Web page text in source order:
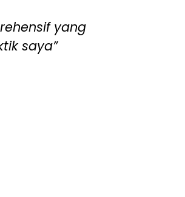
yang
saya”